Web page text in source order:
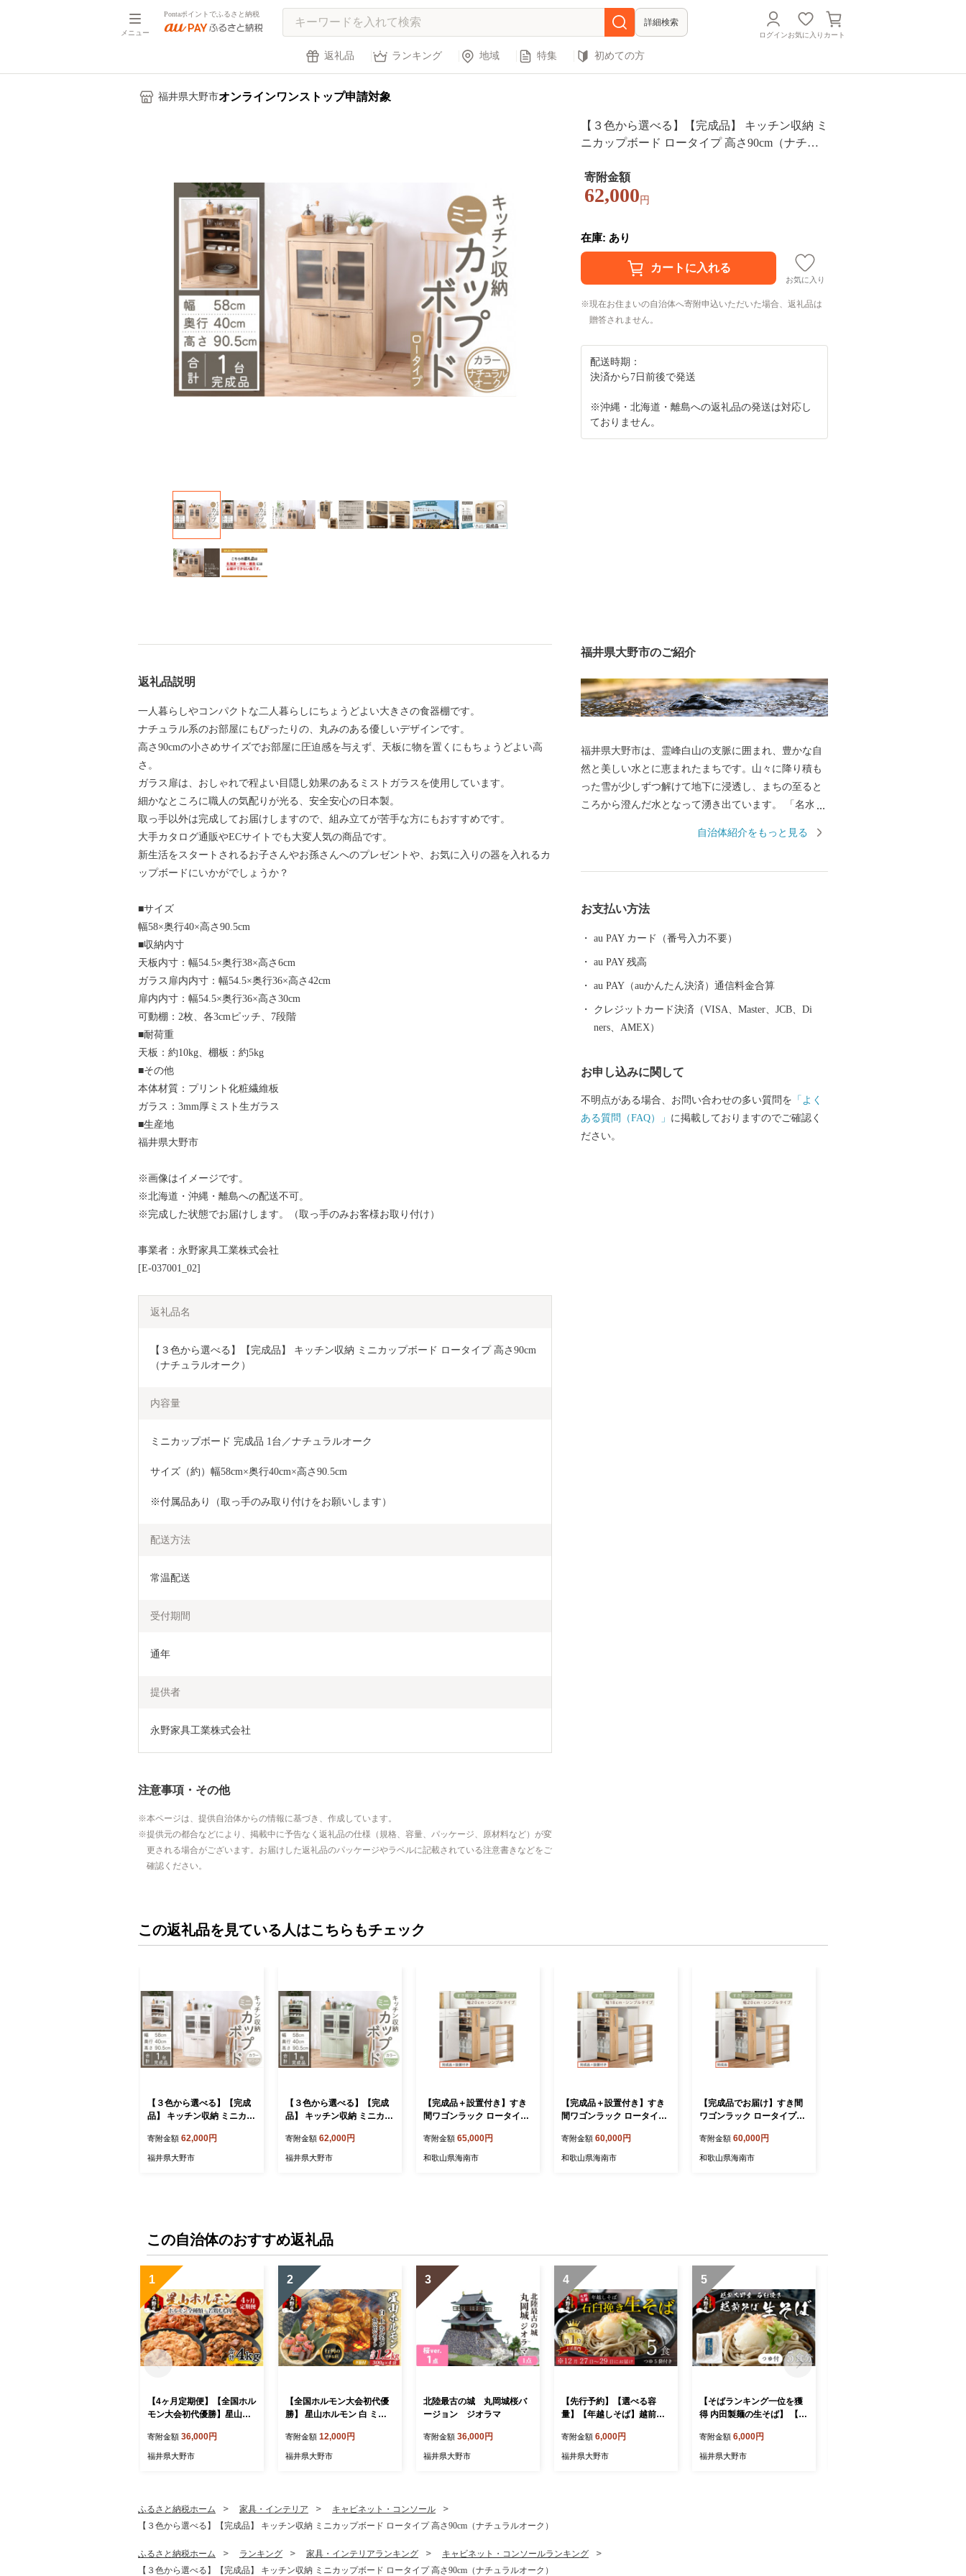
メニュー
Pontaポイントでふるさと納税
詳細検索
ログインお気に入り カート
返礼品 ランキング 地域 特集 初めての方
福井県大野市オンラインワンストップ申請対象
【３色から選べる】【完成品】 キッチン収納 ミ
ニカップボード ロータイプ 高さ90cm（ナチュ
寄附金額
62,000 円
在庫: あり
お気に入り
現在お住まいの自治体へ寄附申込いただいた場合、返礼品は
贈答されません。
配送時期：
決済から7日前後で発送
※沖縄・北海道・離島への返礼品の発送は対応し
ておりません。
返礼品説明
一人暮らしやコンパクトな二人暮らしにちょうどよい大きさの食器棚です。
ナチュラル系のお部屋にもぴったりの、丸みのある優しいデザインです。
高さ90cmの小さめサイズでお部屋に圧迫感を与えず、天板に物を置くにもちょうどよい高
さ。
ガラス扉は、おしゃれで程よい目隠し効果のあるミストガラスを使用しています。
細かなところに職人の気配りが光る、安全安心の日本製。
取っ手以外は完成してお届けしますので、組み立てが苦手な方にもおすすめです。
大手カタログ通販やECサイトでも大変人気の商品です。
新生活をスタートされるお子さんやお孫さんへのプレゼントや、お気に入りの器を入れるカ
ップボードにいかがでしょうか？
■サイズ
幅58×奥行40×高さ90.5cm
■収納内寸
天板内寸：幅54.5×奥行38×高さ6cm
ガラス扉内内寸：幅54.5×奥行36×高さ42cm
扉内内寸：幅54.5×奥行36×高さ30cm
可動棚：2枚、各3cmピッチ、7段階
■耐荷重
天板：約10kg、棚板：約5kg
■その他
本体材質：プリント化粧繊維板
ガラス：3mm厚ミスト生ガラス
■生産地
福井県大野市
※画像はイメージです。
※北海道・沖縄・離島への配送不可。
※完成した状態でお届けします。（取っ手のみお客様お取り付け）
事業者：永野家具工業株式会社
[E-037001_02]
返礼品名
【３色から選べる】【完成品】 キッチン収納 ミニカップボード ロータイプ 高さ90cm
（ナチュラルオーク）
内容量
ミニカップボード 完成品 1台／ナチュラルオーク
サイズ（約）幅58cm×奥行40cm×高さ90.5cm
※付属品あり（取っ手のみ取り付けをお願いします）
配送方法
常温配送
受付期間
通年
提供者
永野家具工業株式会社
注意事項・その他
本ページは、提供自治体からの情報に基づき、作成しています。
提供元の都合などにより、掲載中に予告なく返礼品の仕様（規格、容量、パッケージ、原材料など）が変
更される場合がございます。お届けした返礼品のパッケージやラベルに記載されている注意書きなどをご
確認ください。
福井県大野市のご紹介
福井県大野市は、霊峰白山の支脈に囲まれ、豊かな自
然と美しい水とに恵まれたまちです。山々に降り積も
った雪が少しずつ解けて地下に浸透し、まちの至ると
ころから澄んだ水となって湧き出ています。 「名水百
選ばれています。 まちの中心にそびえる越前大野城
都」と呼ばれています。 大野市では、未来の子どもた
ちのため、将来の大野市を豊かなものにするため、
実現を目指し、みんなが大野を好きになる「未来へつ
なぐまちづくり」を進めています。
自治体紹介をもっと見る
お支払い方法
au PAY カード（番号入力不要）
au PAY 残高
au PAY（auかんたん決済）通信料金合算
クレジットカード決済（VISA、Master、JCB、Di
ners、AMEX）
お申し込みに関して
不明点がある場合、お問い合わせの多い質問を 「よく
ある質問（FAQ）」 に掲載しておりますのでご確認く
ださい。
この返礼品を見ている人はこちらもチェック
【３色から選べる】【完成
品】 キッチン収納 ミニカッ
cm（ホワイト）
寄附金額 62,000円
福井県大野市
【３色から選べる】【完成
品】 キッチン収納 ミニカッ
cm（グリーン）
寄附金額 62,000円
福井県大野市
【完成品＋設置付き】すき
間ワゴンラック ロータイプ
プ〕（オーク）隙間収納 キ
ッチンラック スリム スリム
寄附金額 65,000円
和歌山県海南市
【完成品＋設置付き】すき
間ワゴンラック ロータイプ
プ〕（オーク）隙間収納 キ
ッチンラック スリム スリム
寄附金額 60,000円
和歌山県海南市
【完成品でお届け】すき間
ワゴンラック ロータイプ
プ〕（オーク）隙間収納 キ
ッチンラック スリム スリム
寄附金額 60,000円
和歌山県海南市
この自治体のおすすめ返礼品
1
【4ヶ月定期便】【全国ホル
モン大会初代優勝】星山ホ
若鶏もも肉4ヶ月定期便セッ
ト【行列のできるお店】
寄附金額 36,000円
福井県大野市
2
【全国ホルモン大会初代優
勝】 星山ホルモン 白 ミッ
べ セット (白・ミックス 各3
00g×2袋)(たれ付) 【行列の
番 牛肉 焼肉 人気 おすすめ
寄附金額 12,000円
福井県大野市
3
北陸最古の城 丸岡城桜バ
ージョン ジオラマ
寄附金額 36,000円
福井県大野市
4
【先行予約】【選べる容
量】【年越しそば】越前大
ゆ付 越前そば 【日付け指定
不可：12月27日～12月29日
寄附金額 6,000円
福井県大野市
5
【そばランキング一位を獲
得 内田製麺の生そば】 【選
入り 冷凍保存も可能で美味
しさ長持ち 越前大野産 石臼
寄附金額 6,000円
福井県大野市
ふるさと納税ホーム 家具・インテリア
キャビネット・コンソール
【３色から選べる】【完成品】 キッチン収納 ミニカップボード ロータイプ 高さ90cm（ナチュラルオーク）
ふるさと納税ホーム ランキング 家具・インテリアランキング
キャビネット・コンソールランキング
【３色から選べる】【完成品】 キッチン収納 ミニカップボード ロータイプ 高さ90cm（ナチュラルオーク）